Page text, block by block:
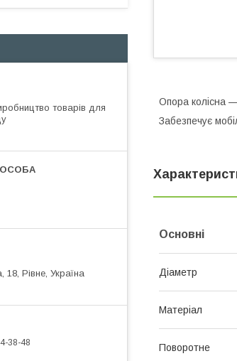
Опора колісна
Забезпечує
Основні
Діаметр
Матеріал
Поворотне
товарів для
18, Рівне, Україна
38-48